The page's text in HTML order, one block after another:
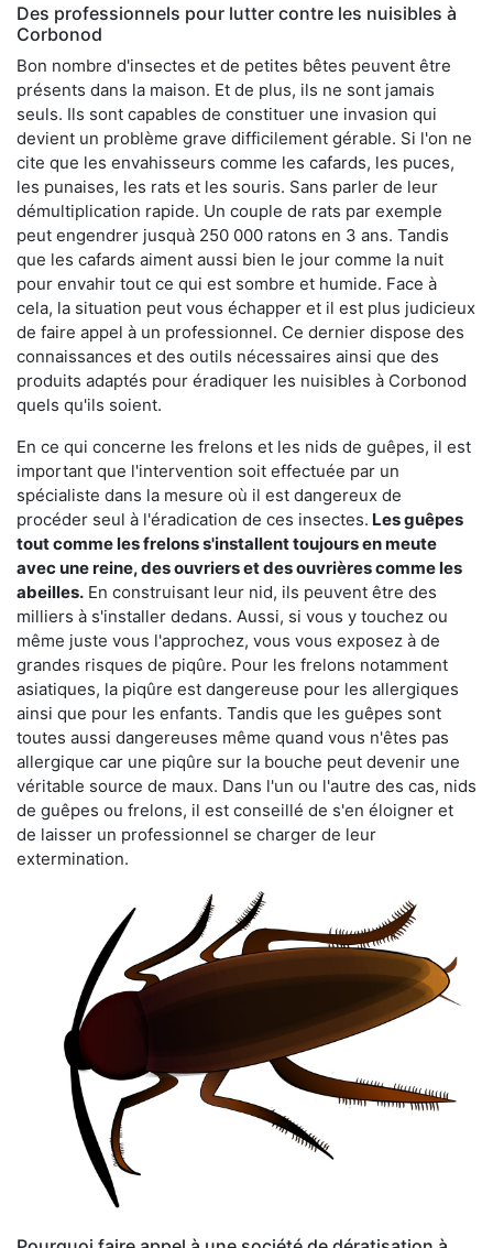
Des professionnels pour lutter contre les nuisibles à
Corbonod
Bon nombre d'insectes et de petites bêtes peuvent être
présents dans la maison. Et de plus, ils ne sont jamais
seuls. Ils sont capables de constituer une invasion qui
devient un problème grave difficilement gérable. Si l'on ne
cite que les envahisseurs comme les cafards, les puces,
les punaises, les rats et les souris. Sans parler de leur
démultiplication rapide. Un couple de rats par exemple
peut engendrer jusquà 250 000 ratons en 3 ans. Tandis
que les cafards aiment aussi bien le jour comme la nuit
pour envahir tout ce qui est sombre et humide. Face à
cela, la situation peut vous échapper et il est plus judicieux
de faire appel à un professionnel. Ce dernier dispose des
connaissances et des outils nécessaires ainsi que des
produits adaptés pour éradiquer les nuisibles à Corbonod
quels qu'ils soient.
En ce qui concerne les frelons et les nids de guêpes, il est
important que l'intervention soit effectuée par un
spécialiste dans la mesure où il est dangereux de
procéder seul à l'éradication de ces insectes. Les guêpes
tout comme les frelons s'installent toujours en meute
avec une reine, des ouvriers et des ouvrières comme les
abeilles. En construisant leur nid, ils peuvent être des
milliers à s'installer dedans. Aussi, si vous y touchez ou
même juste vous l'approchez, vous vous exposez à de
grandes risques de piqûre. Pour les frelons notamment
asiatiques, la piqûre est dangereuse pour les allergiques
ainsi que pour les enfants. Tandis que les guêpes sont
toutes aussi dangereuses même quand vous n'êtes pas
allergique car une piqûre sur la bouche peut devenir une
véritable source de maux. Dans l'un ou l'autre des cas, nids
de guêpes ou frelons, il est conseillé de s'en éloigner et
de laisser un professionnel se charger de leur
extermination.